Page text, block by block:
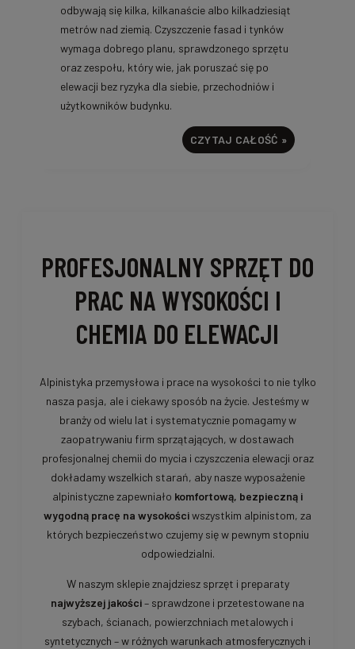
odbywają się kilka, kilkanaście albo kilkadziesiąt
metrów nad ziemią. Czyszczenie fasad i tynków
wymaga dobrego planu, sprawdzonego sprzętu
oraz zespołu, który wie, jak poruszać się po
elewacji bez ryzyka dla siebie, przechodniów i
użytkowników budynku.
CZYTAJ CAŁOŚĆ »
PROFESJONALNY SPRZĘT DO
PRAC NA WYSOKOŚCI I
CHEMIA DO ELEWACJI
Alpinistyka przemysłowa i prace na wysokości to nie tylko
nasza pasja, ale i ciekawy sposób na życie. Jesteśmy w
branży od wielu lat i systematycznie pomagamy w
zaopatrywaniu firm sprzątających, w dostawach
profesjonalnej chemii do mycia i czyszczenia elewacji oraz
dokładamy wszelkich starań, aby nasze wyposażenie
alpinistyczne zapewniało komfortową, bezpieczną i
wygodną pracę na wysokościwszystkim alpinistom, za
których bezpieczeństwo czujemy się w pewnym stopniu
odpowiedzialni.
W naszym sklepie znajdziesz sprzęt i preparaty
najwyższej jakości– sprawdzone i przetestowane na
szybach, ścianach, powierzchniach metalowych i
syntetycznych – w różnych warunkach atmosferycznych i